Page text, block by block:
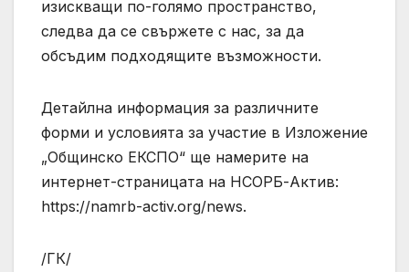
изискващи по-голямо пространство,
следва да се свържете с нас, за да
обсъдим подходящите възможности.
Детайлна информация за различните
форми и условията за участие в Изложение
„Общинско ЕКСПО“ ще намерите на
интернет-страницата на НСОРБ-Актив:
https://namrb-activ.org/news.
/ГК/